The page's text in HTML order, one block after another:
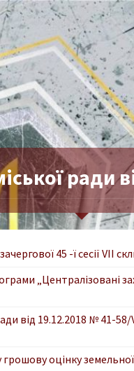
ради
45 -ї сесії VIІ
„Централізовані
від 19.12.2018 № 41-
оцінку